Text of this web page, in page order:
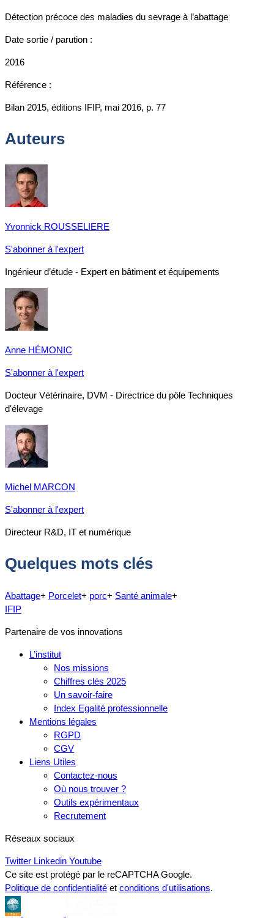
Détection précoce des maladies du sevrage à l’abattage
Date sortie / parution :
2016
Référence :
Bilan 2015, éditions IFIP, mai 2016, p. 77
Auteurs
Yvonnick ROUSSELIERE
S'abonner à l'expert
Ingénieur d’étude - Expert en bâtiment et équipements
Anne HÉMONIC
S'abonner à l'expert
Docteur Vétérinaire, DVM - Directrice du pôle Techniques
d'élevage
Michel MARCON
S'abonner à l'expert
Directeur R&D, IT et numérique
Quelques mots clés
Abattage+ Porcelet+ porc+ Santé animale+
IFIP
Partenaire de vos innovations
L’institut
Nos missions
Chiffres clés 2025
Un savoir-faire
Index Egalité professionnelle
Mentions légales
RGPD
CGV
Liens Utiles
Contactez-nous
Où nous trouver ?
Outils expérimentaux
Recrutement
Réseaux sociaux
Twitter Linkedin Youtube
Ce site est protégé par le reCAPTCHA Google.
Politique de confidentialité et conditions d'utilisations.